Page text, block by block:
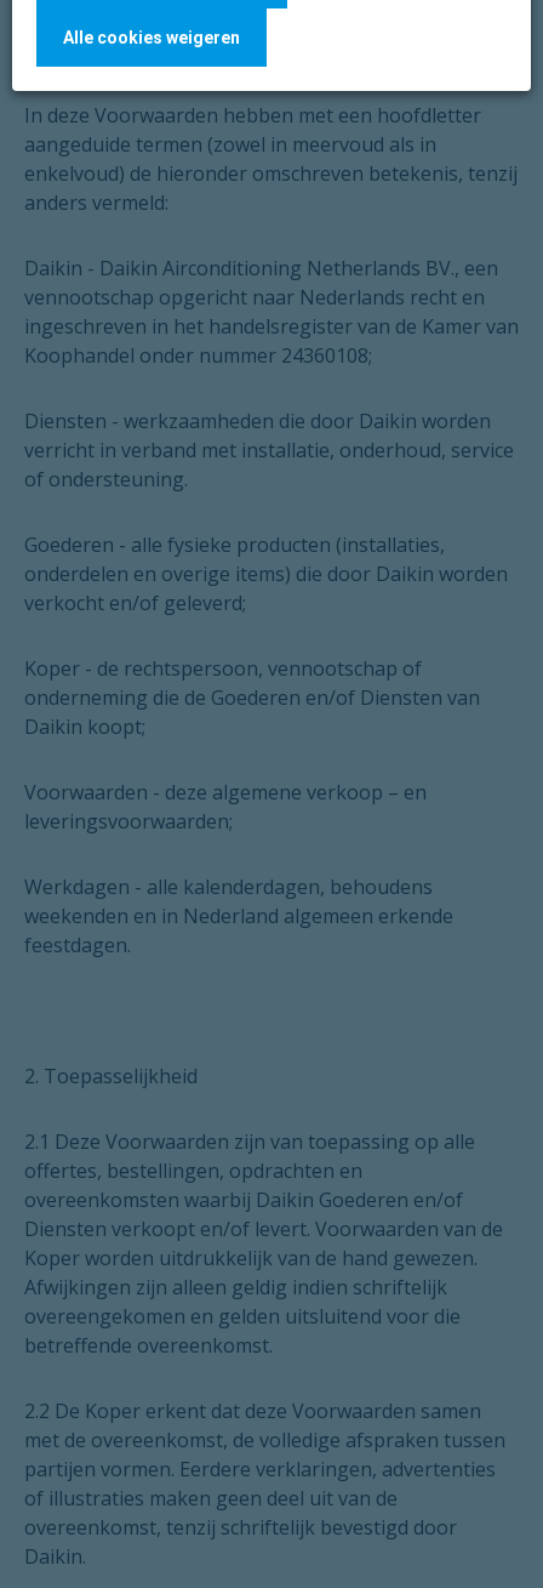
1. Definities
In deze Voorwaarden hebben met een hoofdletter
aangeduide termen (zowel in meervoud als in
enkelvoud) de hieronder omschreven betekenis, tenzij
anders vermeld:
Daikin - Daikin Airconditioning Netherlands BV., een
vennootschap opgericht naar Nederlands recht en
ingeschreven in het handelsregister van de Kamer van
Koophandel onder nummer 24360108;
Diensten - werkzaamheden die door Daikin worden
verricht in verband met installatie, onderhoud, service
of ondersteuning.
Goederen - alle fysieke producten (installaties,
onderdelen en overige items) die door Daikin worden
verkocht en/of geleverd;
Koper - de rechtspersoon, vennootschap of
onderneming die de Goederen en/of Diensten van
Daikin koopt;
Voorwaarden - deze algemene verkoop – en
leveringsvoorwaarden;
Werkdagen - alle kalenderdagen, behoudens
weekenden en in Nederland algemeen erkende
feestdagen.
2. Toepasselijkheid
2.1 Deze Voorwaarden zijn van toepassing op alle
offertes, bestellingen, opdrachten en
overeenkomsten waarbij Daikin Goederen en/of
Diensten verkoopt en/of levert. Voorwaarden van de
Koper worden uitdrukkelijk van de hand gewezen.
Afwijkingen zijn alleen geldig indien schriftelijk
overeengekomen en gelden uitsluitend voor die
betreffende overeenkomst.
2.2 De Koper erkent dat deze Voorwaarden samen
met de overeenkomst, de volledige afspraken tussen
partijen vormen. Eerdere verklaringen, advertenties
of illustraties maken geen deel uit van de
overeenkomst, tenzij schriftelijk bevestigd door
Daikin.
Alle cookies weigeren